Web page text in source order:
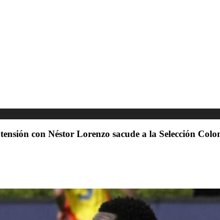
con Néstor Lorenzo sacude a la Selección